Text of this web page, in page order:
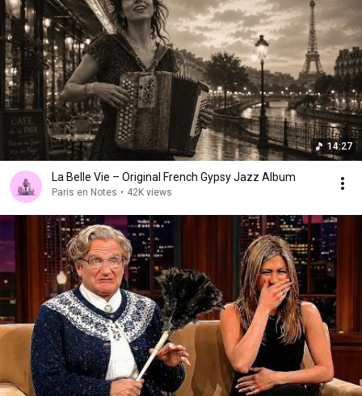
14:27
La Belle Vie – Original French Gypsy Jazz Album
Paris en Notes • 42K views